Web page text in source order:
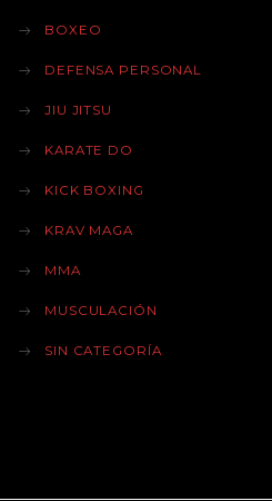
BOXEO
DEFENSA PERSONAL
JIU JITSU
KARATE DO
KICK BOXING
KRAV MAGA
MMA
MUSCULACIÓN
SIN CATEGORÍA